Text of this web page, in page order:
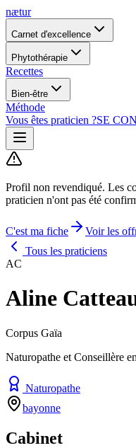
nætur
Carnet d'excellence
Phytothérapie
Recettes
Bien-être
Méthode
Vous êtes praticien ?SE
Profil non revendiqué. Les
praticien n'ont pas été
C'est ma fiche
Voir les
Tous les praticiens
AC
Aline
Corpus Gaïa
Naturopathe et Conseillère
Naturopathe
bayonne
Cabinet